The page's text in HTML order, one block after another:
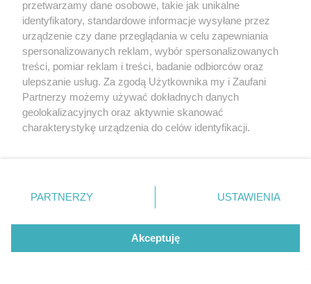
Reklama Kontakt Regulamin
Dystrybucja
Regulamin prenumeraty
Polityka Prywatności
Zapisz się do newslettera
Dołącz do grona ludzi najlepiej poinformowanych!
przetwarzamy dane osobowe, takie jak unikalne
identyfikatory, standardowe informacje wysyłane przez
urządzenie czy dane przeglądania w celu zapewniania
spersonalizowanych reklam, wybór spersonalizowanych
treści, pomiar reklam i treści, badanie odbiorców oraz
ulepszanie usług. Za zgodą Użytkownika my i Zaufani
Partnerzy możemy używać dokładnych danych
geolokalizacyjnych oraz aktywnie skanować
charakterystykę urządzenia do celów identyfikacji.
zmienić/wycofać klikając przycisk ustawień prywatności
znajdujący się w lewym dolnym rogu strony
. Niektóre
użytkownika, ale masz prawo sprzeciwić się takiemu
przetwarzaniu. Preferencje będą miały zastosowania tylko
PARTNERZY USTAWIENIA
Akceptuję